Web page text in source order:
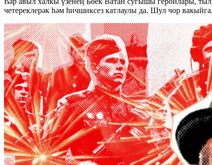
четереклерәк һәм һичшиксез катлаулы да. Шул чор